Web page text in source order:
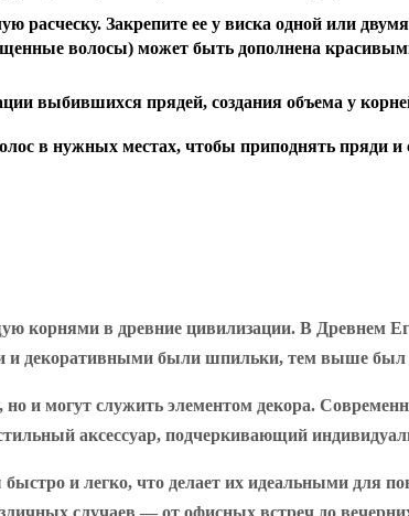
расческу. Закрепите ее у виска одной или
волосы) может быть дополнена
выбившихся прядей, создания объема у
в нужных местах, чтобы приподнять пряди и
корнями в древние цивилизации. В Древнем
и декоративными были шпильки, тем выше был
и могут служить элементом декора.
аксессуар, подчеркивающий
и легко, что делает их идеальными для
случаев — от офисных встреч до